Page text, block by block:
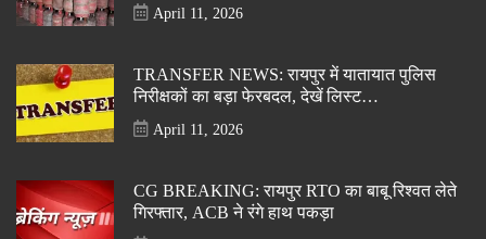
April 11, 2026
TRANSFER NEWS: रायपुर में यातायात पुलिस
निरीक्षकों का बड़ा फेरबदल, देखें लिस्ट…
April 11, 2026
CG BREAKING: रायपुर RTO का बाबू रिश्वत लेते
गिरफ्तार, ACB ने रंगे हाथ पकड़ा